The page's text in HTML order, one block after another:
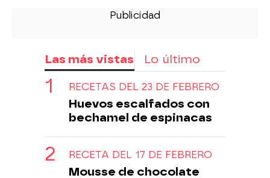
Las más vistas Lo último
RECETAS DEL 23 DE FEBRERO
Huevos escalfados con
bechamel de espinacas
RECETA DEL 17 DE FEBRERO
Mousse de chocolate